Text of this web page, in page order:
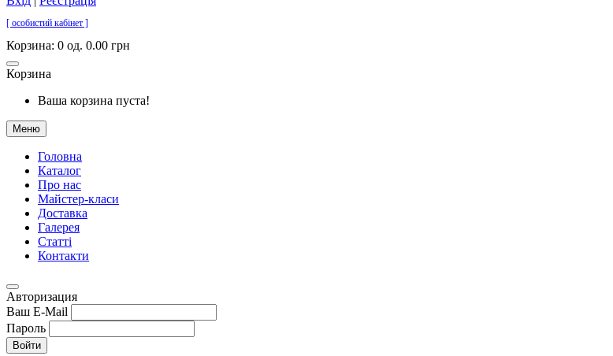
[ особистий кабінет ]
Корзина: 0 од. 0.00 грн
Корзина
Ваша корзина пуста!
Меню
Головна
Каталог
Про нас
Майстер-класи
Доставка
Галерея
Статтi
Контакти
Авторизация
Ваш E-Mail
Пароль
Войти